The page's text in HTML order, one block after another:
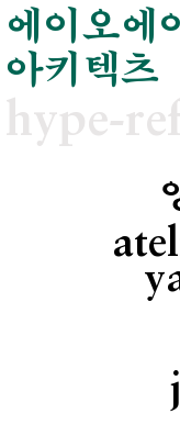
에이오에
아키텍츠
hype-